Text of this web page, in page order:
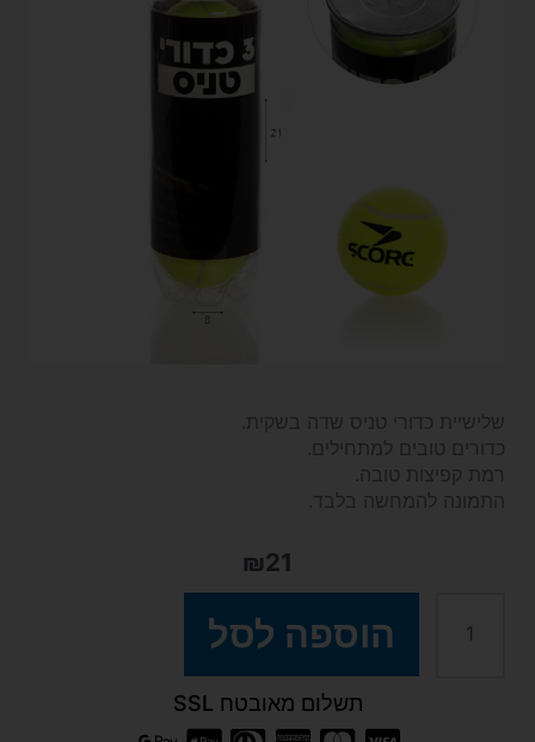
שלישיית כדורי טניס שדה בשקית.
כדורים טובים למתחילים.
רמת קפיצות טובה.
התמונה להמחשה בלבד.
₪21
הוספה לסל
תשלום מאובטח SSL